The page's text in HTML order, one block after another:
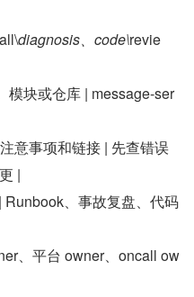
diagnosis、code\revie
模块或仓库 | message-ser
意事项和链接 | 先查错误
|
、事故复盘、代码
、平台 owner、oncall ow